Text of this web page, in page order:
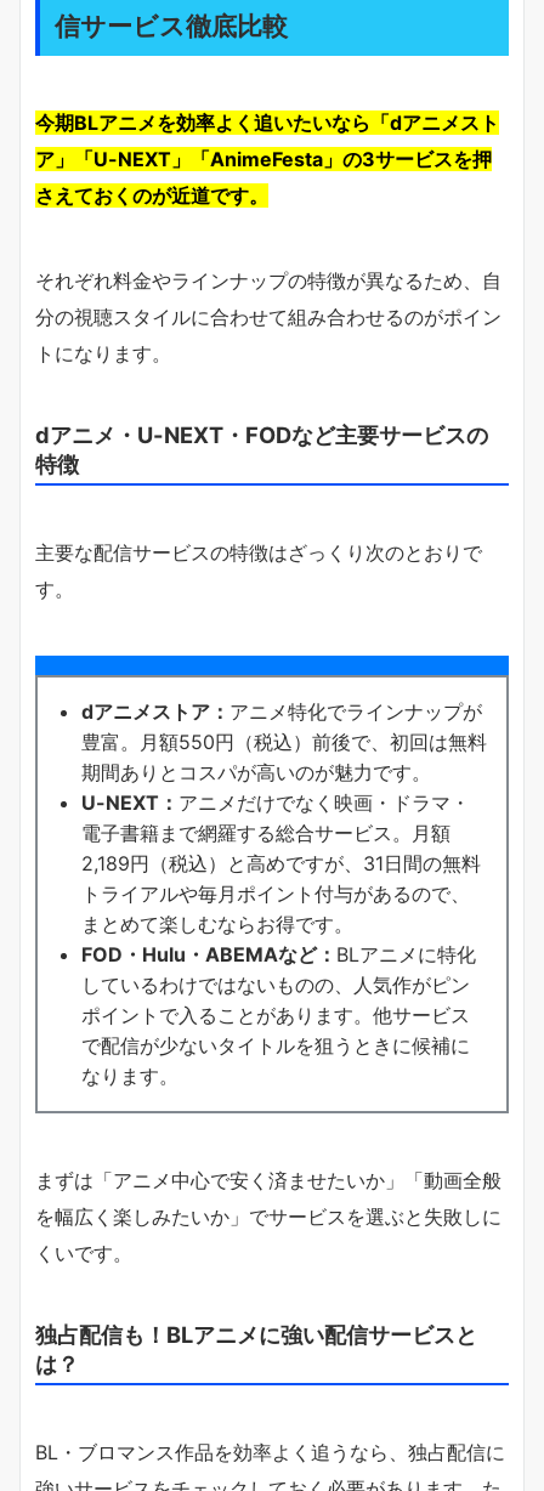
信サービス徹底比較
今期BLアニメを効率よく追いたいなら「dアニメスト
ア」「U-NEXT」「AnimeFesta」の3サービスを押
さえておくのが近道です。
それぞれ料金やラインナップの特徴が異なるため、自
分の視聴スタイルに合わせて組み合わせるのがポイン
トになります。
dアニメ・U-NEXT・FODなど主要サービスの
特徴
主要な配信サービスの特徴はざっくり次のとおりで
す。
dアニメストア： アニメ特化でラインナップが
豊富。月額550円（税込）前後で、初回は無料
期間ありとコスパが高いのが魅力です。
U-NEXT： アニメだけでなく映画・ドラマ・
電子書籍まで網羅する総合サービス。月額
2,189円（税込）と高めですが、31日間の無料
トライアルや毎月ポイント付与があるので、
まとめて楽しむならお得です。
FOD・Hulu・ABEMAなど： BLアニメに特化
しているわけではないものの、人気作がピン
ポイントで入ることがあります。他サービス
で配信が少ないタイトルを狙うときに候補に
なります。
まずは「アニメ中心で安く済ませたいか」「動画全般
を幅広く楽しみたいか」でサービスを選ぶと失敗しに
くいです。
独占配信も！BLアニメに強い配信サービスと
は？
BL・ブロマンス作品を効率よく追うなら、独占配信に